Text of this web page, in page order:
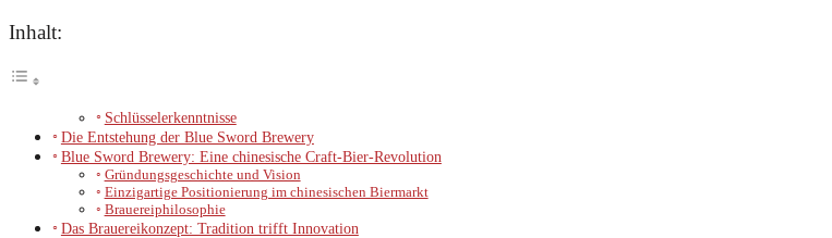
Inhalt:
Schlüsselerkenntnisse
Die Entstehung der Blue Sword Brewery
Blue Sword Brewery: Eine chinesische Craft-Bier-Revolution
Gründungsgeschichte und Vision
Einzigartige Positionierung im chinesischen Biermarkt
Brauereiphilosophie
Das Brauereikonzept: Tradition trifft Innovation